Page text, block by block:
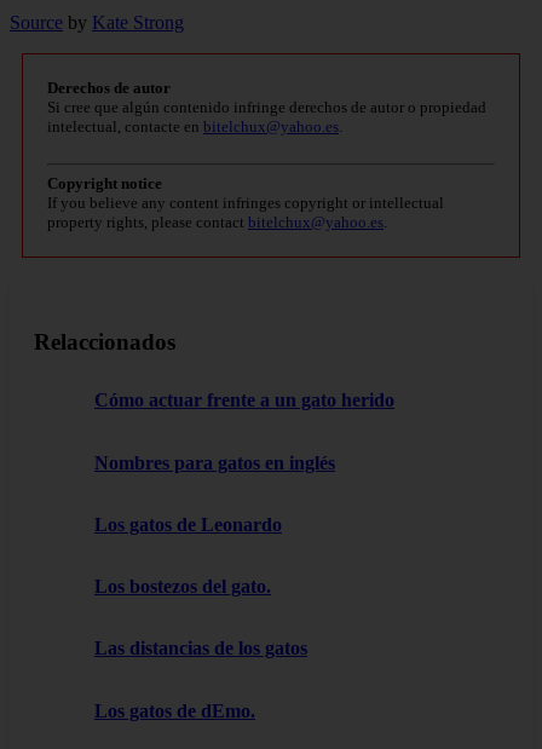
Source by Kate Strong
Derechos de autor
Si cree que algún contenido infringe derechos de autor o propiedad
intelectual, contacte en bitelchux@yahoo.es
Copyright notice
If you believe any content infringes copyright or intellectual
property rights, please contact bitelchux@yahoo.es
Relaccionados
Cómo actuar frente a un gato herido
Nombres para gatos en inglés
Los gatos de Leonardo
Los bostezos del gato.
Las distancias de los gatos
Los gatos de dEmo.